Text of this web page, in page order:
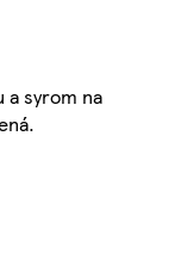
a syrom na